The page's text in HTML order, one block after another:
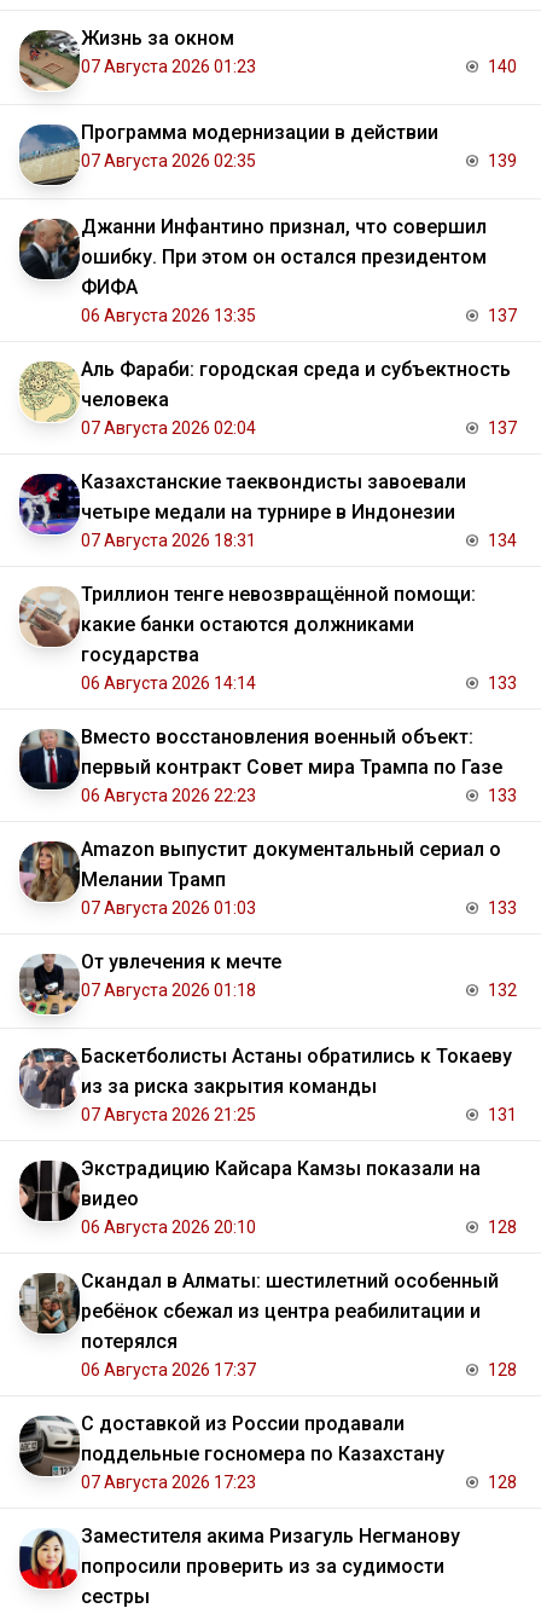
Жизнь за окном
07 Августа 2026 01:23 140
Программа модернизации в действии
07 Августа 2026 02:35 139
Джанни Инфантино признал, что совершил
ошибку. При этом он остался президентом
ФИФА
06 Августа 2026 13:35 137
Аль Фараби: городская среда и субъектность
человека
07 Августа 2026 02:04 137
Казахстанские таеквондисты завоевали
четыре медали на турнире в Индонезии
07 Августа 2026 18:31 134
Триллион тенге невозвращённой помощи:
какие банки остаются должниками
государства
06 Августа 2026 14:14 133
Вместо восстановления военный объект:
первый контракт Совет мира Трампа по Газе
06 Августа 2026 22:23 133
Amazon выпустит документальный сериал о
Мелании Трамп
07 Августа 2026 01:03 133
От увлечения к мечте
07 Августа 2026 01:18 132
Баскетболисты Астаны обратились к Токаеву
из за риска закрытия команды
07 Августа 2026 21:25 131
Экстрадицию Кайсара Камзы показали на
видео
06 Августа 2026 20:10 128
Скандал в Алматы: шестилетний особенный
ребёнок сбежал из центра реабилитации и
потерялся
06 Августа 2026 17:37 128
С доставкой из России продавали
поддельные госномера по Казахстану
07 Августа 2026 17:23 128
Заместителя акима Ризагуль Негманову
попросили проверить из за судимости
сестры